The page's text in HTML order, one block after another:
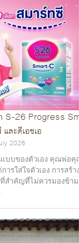
ก S-26 Progress
ละดีเอชเอ
2026
บบของตัวเอง คุณพ่อคุ
ารใส่ใจตัวเอง การสร้
ที่สำคัญที่ไม่ควรมองข้า